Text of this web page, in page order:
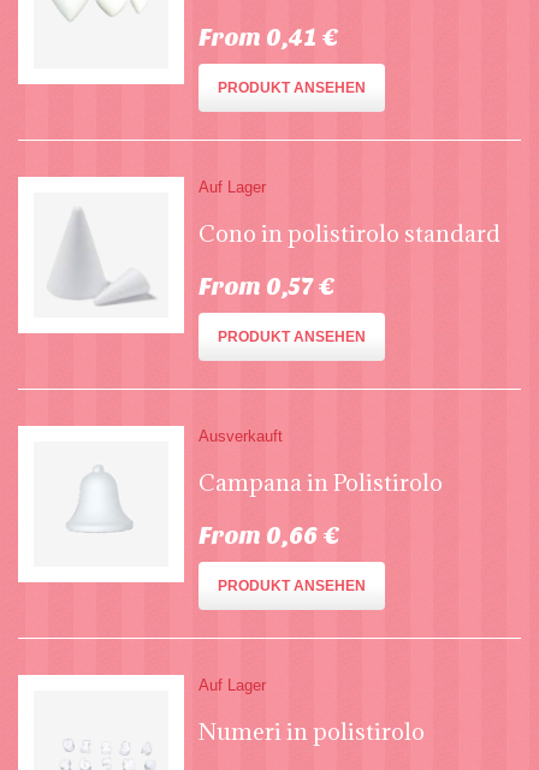
From 0,41 €
PRODUKT ANSEHEN
Auf Lager
Cono in polistirolo standard
From 0,57 €
PRODUKT ANSEHEN
Ausverkauft
Campana in Polistirolo
From 0,66 €
PRODUKT ANSEHEN
Auf Lager
Numeri in polistirolo